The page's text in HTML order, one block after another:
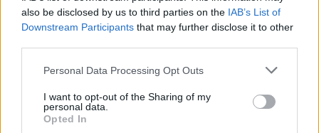
also be disclosed by us to third parties on the IAB’s List of
Downstream Participants that may further disclose it to other
Please note that this website/app uses one or more Google
not limited to your visit or usage behaviour. You may click to
grant or deny consent to Google and its third-party tags to
use your data for below specified purposes in below Google
Personal Data Processing Opt Outs
I want to opt-out of the Sharing of my
personal data.
Opted In
saks
14 éve
Ezek nem a Retek Ribanc nevű különkategóriában
indulnak?